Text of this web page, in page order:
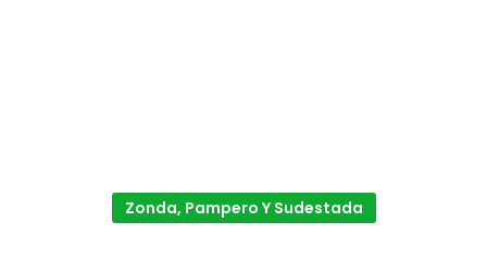
Zonda, Pampero Y Sudestada